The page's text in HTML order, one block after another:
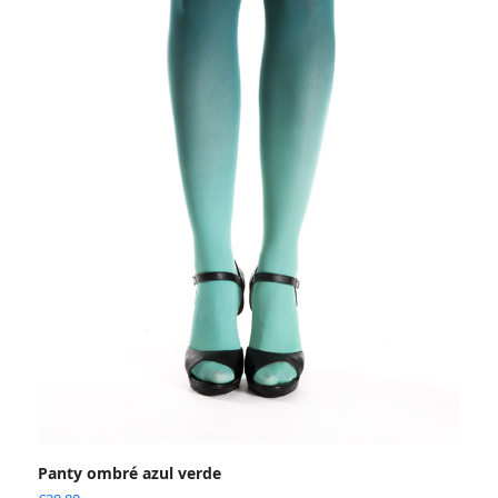
Panty ombré azul verde